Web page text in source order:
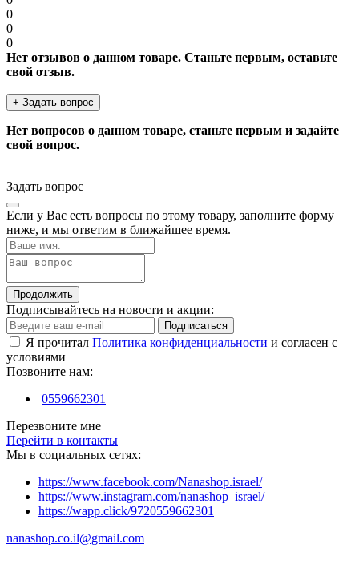
0
0
0
Нет отзывов о данном товаре. Станьте первым, оставьте
свой отзыв.
+ Задать вопрос
Нет вопросов о данном товаре, станьте первым и задайте
свой вопрос.
Задать вопрос
Если у Вас есть вопросы по этому товару, заполните форму
ниже, и мы ответим в ближайшее время.
Продолжить
Подписывайтесь на новости и акции:
Подписаться
Я прочитал Политика конфиденциальности и согласен с
условиями
Позвоните нам:
0559662301
Перезвоните мне
Перейти в контакты
Мы в социальных сетях:
https://www.facebook.com/Nanashop.israel/
https://www.instagram.com/nanashop_israel/
https://wapp.click/9720559662301
nanashop.co.il@gmail.com